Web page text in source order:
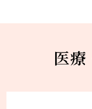
医